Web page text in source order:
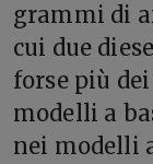
grammi di
cui due
forse più
modelli a
nei modelli